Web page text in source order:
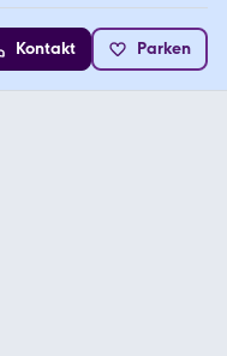
Kontakt Parken